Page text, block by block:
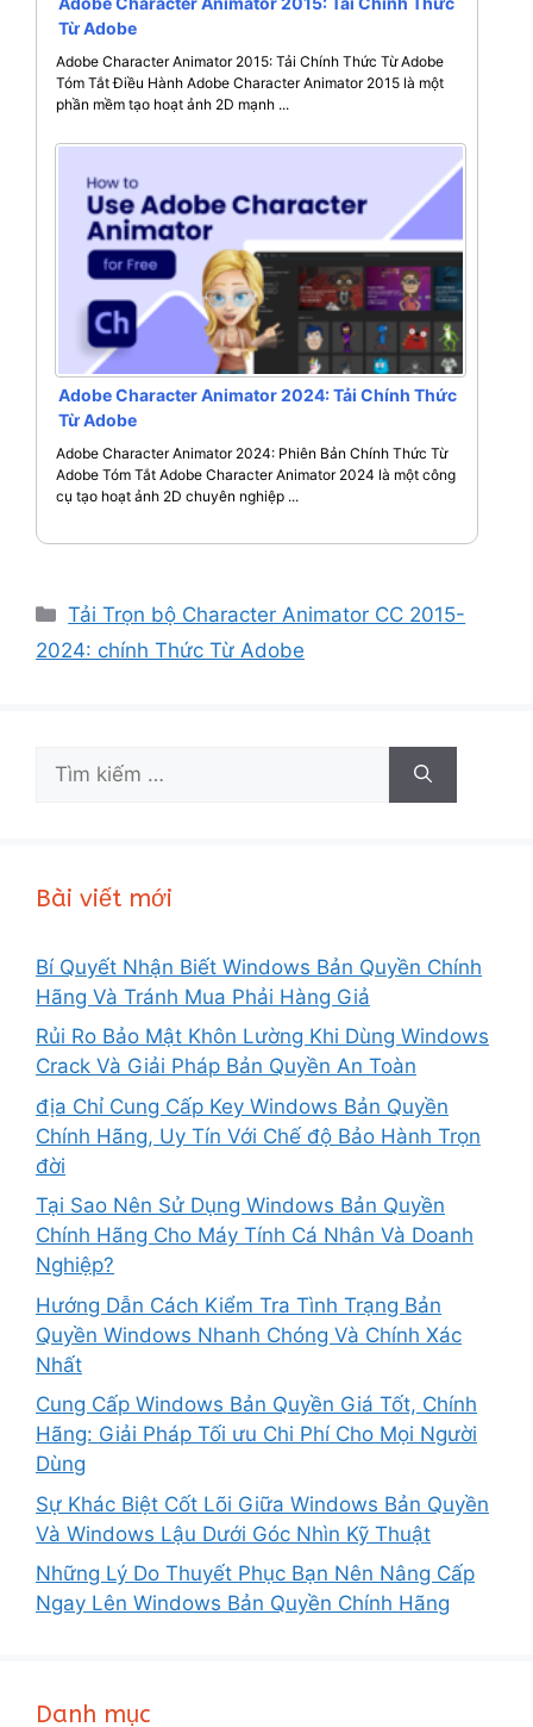
Từ Adobe
Adobe Character Animator 2015: Tải Chính Thức Từ Adobe
Tóm Tắt Điều Hành Adobe Character Animator 2015 là một
phần mềm tạo hoạt ảnh 2D mạnh ...
Adobe Character Animator 2024: Tải Chính Thức
Từ Adobe
Adobe Character Animator 2024: Phiên Bản Chính Thức Từ
Adobe Tóm Tắt Adobe Character Animator 2024 là một công
cụ tạo hoạt ảnh 2D chuyên nghiệp ...
Danh
mục
Tải Trọn bộ Character Animator CC 2015-
2024: chính Thức Từ Adobe
Tìm
kiếm
Bài viết mới
Bí Quyết Nhận Biết Windows Bản Quyền Chính
Hãng Và Tránh Mua Phải Hàng Giả
Rủi Ro Bảo Mật Khôn Lường Khi Dùng Windows
Crack Và Giải Pháp Bản Quyền An Toàn
địa Chỉ Cung Cấp Key Windows Bản Quyền
Chính Hãng, Uy Tín Với Chế độ Bảo Hành Trọn
đời
Tại Sao Nên Sử Dụng Windows Bản Quyền
Chính Hãng Cho Máy Tính Cá Nhân Và Doanh
Nghiệp?
Hướng Dẫn Cách Kiểm Tra Tình Trạng Bản
Quyền Windows Nhanh Chóng Và Chính Xác
Nhất
Cung Cấp Windows Bản Quyền Giá Tốt, Chính
Hãng: Giải Pháp Tối ưu Chi Phí Cho Mọi Người
Dùng
Sự Khác Biệt Cốt Lõi Giữa Windows Bản Quyền
Và Windows Lậu Dưới Góc Nhìn Kỹ Thuật
Những Lý Do Thuyết Phục Bạn Nên Nâng Cấp
Ngay Lên Windows Bản Quyền Chính Hãng
Danh mục